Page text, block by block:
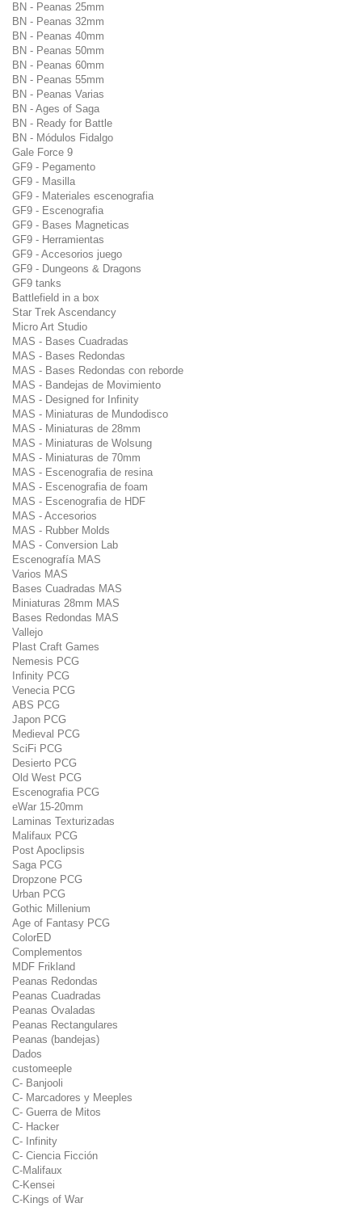
BN - Peanas 25mm
BN - Peanas 32mm
BN - Peanas 40mm
BN - Peanas 50mm
BN - Peanas 60mm
BN - Peanas 55mm
BN - Peanas Varias
BN - Ages of Saga
BN - Ready for Battle
BN - Módulos Fidalgo
Gale Force 9
GF9 - Pegamento
GF9 - Masilla
GF9 - Materiales escenografia
GF9 - Escenografia
GF9 - Bases Magneticas
GF9 - Herramientas
GF9 - Accesorios juego
GF9 - Dungeons & Dragons
GF9 tanks
Battlefield in a box
Star Trek Ascendancy
Micro Art Studio
MAS - Bases Cuadradas
MAS - Bases Redondas
MAS - Bases Redondas con reborde
MAS - Bandejas de Movimiento
MAS - Designed for Infinity
MAS - Miniaturas de Mundodisco
MAS - Miniaturas de 28mm
MAS - Miniaturas de Wolsung
MAS - Miniaturas de 70mm
MAS - Escenografia de resina
MAS - Escenografia de foam
MAS - Escenografia de HDF
MAS - Accesorios
MAS - Rubber Molds
MAS - Conversion Lab
Escenografía MAS
Varios MAS
Bases Cuadradas MAS
Miniaturas 28mm MAS
Bases Redondas MAS
Vallejo
Plast Craft Games
Nemesis PCG
Infinity PCG
Venecia PCG
ABS PCG
Japon PCG
Medieval PCG
SciFi PCG
Desierto PCG
Old West PCG
Escenografia PCG
eWar 15-20mm
Laminas Texturizadas
Malifaux PCG
Post Apoclipsis
Saga PCG
Dropzone PCG
Urban PCG
Gothic Millenium
Age of Fantasy PCG
ColorED
Complementos
MDF Frikland
Peanas Redondas
Peanas Cuadradas
Peanas Ovaladas
Peanas Rectangulares
Peanas (bandejas)
Dados
customeeple
C- Banjooli
C- Marcadores y Meeples
C- Guerra de Mitos
C- Hacker
C- Infinity
C- Ciencia Ficción
C-Malifaux
C-Kensei
C-Kings of War